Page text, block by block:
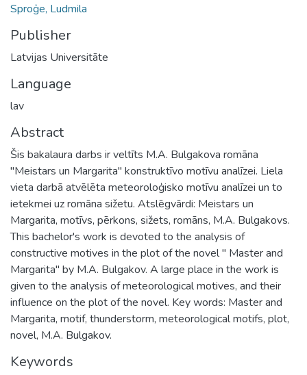
Sproģe, Ludmila
Publisher
Latvijas Universitāte
Language
lav
Abstract
Šis bakalaura darbs ir veltīts M.A. Bulgakova romāna
"Meistars un Margarita" konstruktīvo motīvu analīzei. Liela
vieta darbā atvēlēta meteoroloģisko motīvu analīzei un to
ietekmei uz romāna sižetu. Atslēgvārdi: Meistars un
Margarita, motīvs, pērkons, sižets, romāns, M.A. Bulgakovs.
This bachelor's work is devoted to the analysis of
constructive motives in the plot of the novel " Master and
Margarita" by M.A. Bulgakov. A large place in the work is
given to the analysis of meteorological motives, and their
influence on the plot of the novel. Key words: Master and
Margarita, motif, thunderstorm, meteorological motifs, plot,
novel, M.A. Bulgakov.
Keywords